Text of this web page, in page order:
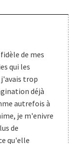
de mes
qui les
trop
déjà
autrefois à
je m'enivre
de
qu'elle